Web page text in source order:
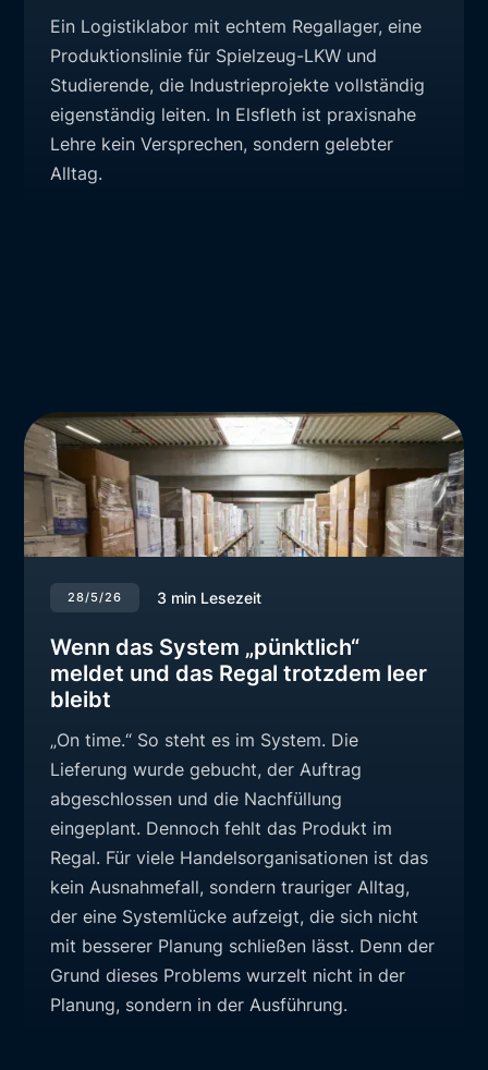
Ein Logistiklabor mit echtem Regallager, eine
Produktionslinie für Spielzeug-LKW und
Studierende, die Industrieprojekte vollständig
eigenständig leiten. In Elsfleth ist praxisnahe
Lehre kein Versprechen, sondern gelebter
Alltag.
28/5/26 3 min Lesezeit
Wenn das System „pünktlich“
meldet und das Regal trotzdem leer
bleibt
„On time.“ So steht es im System. Die
Lieferung wurde gebucht, der Auftrag
abgeschlossen und die Nachfüllung
eingeplant. Dennoch fehlt das Produkt im
Regal. Für viele Handelsorganisationen ist das
kein Ausnahmefall, sondern trauriger Alltag,
der eine Systemlücke aufzeigt, die sich nicht
mit besserer Planung schließen lässt. Denn der
Grund dieses Problems wurzelt nicht in der
Planung, sondern in der Ausführung.